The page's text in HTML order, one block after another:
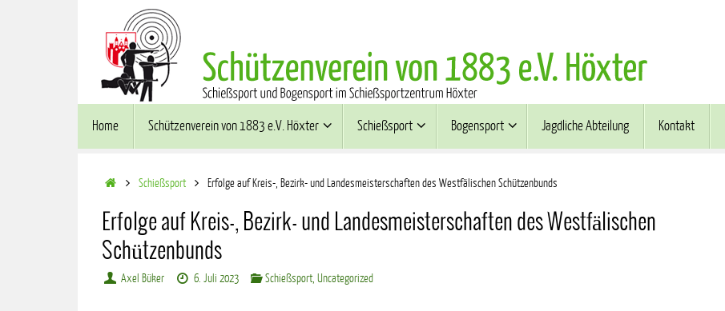
InhaltHome Schützenverein von 1883 e.V. Höxter Schießsport Bogensport Jagdliche Abteilung Kontakt
Start Schießsport Erfolge auf Kreis-, Bezirk- und Landesmeisterschaften des Westfälischen Schützenbunds
Erfolge auf Kreis-, Bezirk- und Landesmeisterschaften des Westfälischen
Schützenbunds
Axel Büker 6. Juli 2023 Schießsport,Uncategorized